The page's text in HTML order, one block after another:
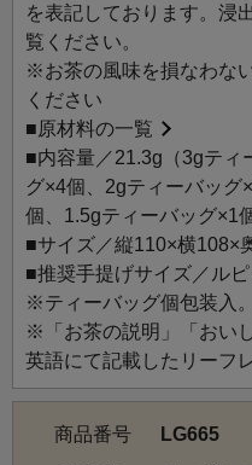
を。
からだを守り、健やかな
ーのセットです。
植物の力で、日々の調子
フケアに、心強い一杯を。
【お茶ラインアップ】
9002 HONEYBUSH
9500 KIKERIKI!
9504 GINGER＆LEMON
9506 ELDERFLOWER &
9513 SHIELD×E2
9514 Masculin
9529 Proteger
9702 国産桑の葉茶
を表記しております。浸
覧ください。
※お茶の風味を損なわな
ください
■原材料の一覧
■内容量／21.3g（3gティ
グ×4個、2gティーバッグ
個、1.5gティーバッグ×1
■サイズ／縦110×横108×
■推奨手提げサイズ／ル
※ティーバッグ個包装入。
※「お茶の説明」「おい
英語にて記載したリーフ
商品番号
LG665